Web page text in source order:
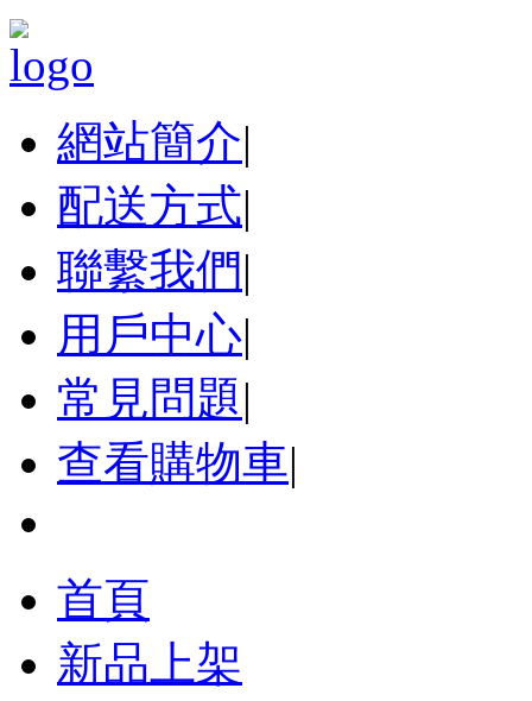
網站簡介|
配送方式|
聯繫我們|
用戶中心|
常見問題|
查看購物車|
首頁
新品上架